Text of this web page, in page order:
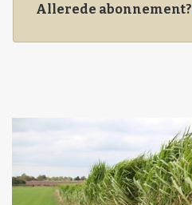
Allerede abonnement?